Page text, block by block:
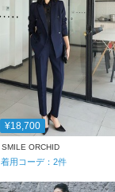
¥18,700
SMILE ORCHID
着用コーデ：2件